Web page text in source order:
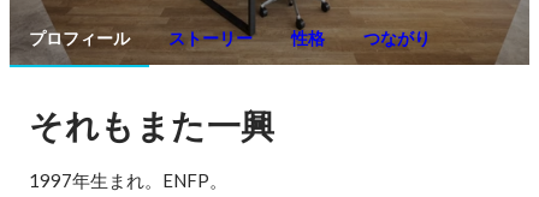
プロフィール ストーリー 性格 つながり
それもまた一興
1997年生まれ。ENFP。